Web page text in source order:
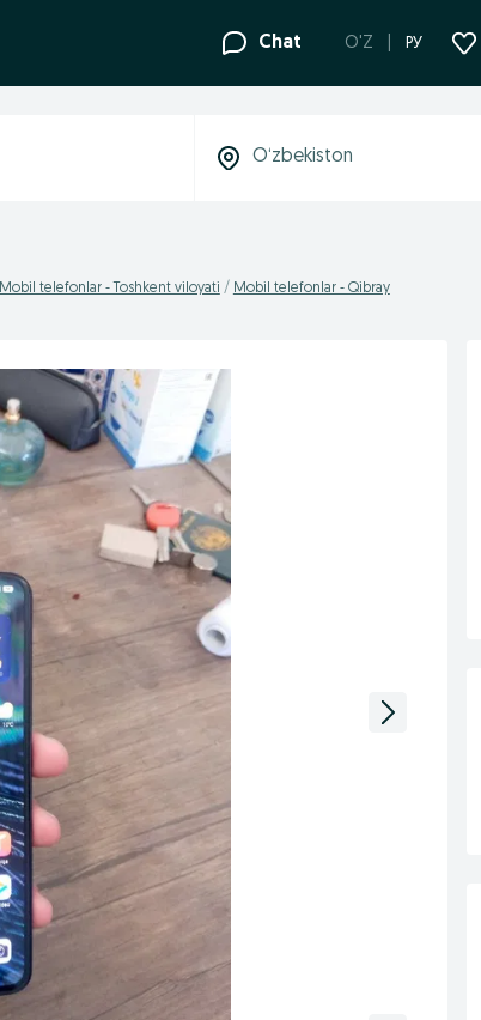
Chat O'Z РУ
Mobil telefonlar - Toshkent viloyati Mobil telefonlar - Qibray